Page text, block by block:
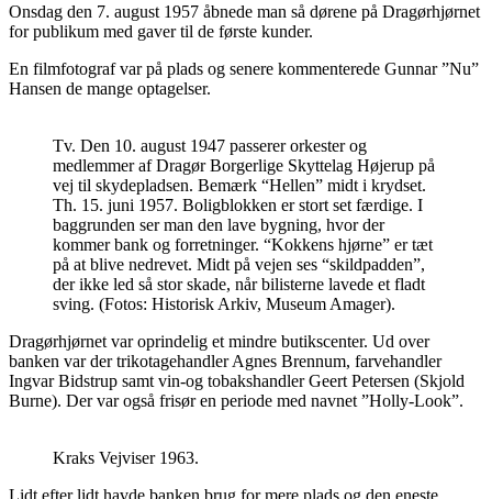
Onsdag den 7. august 1957 åbnede man så dørene på Dragørhjørnet
for publikum med gaver til de første kunder.
En filmfotograf var på plads og senere kommenterede Gunnar ”Nu”
Hansen de mange optagelser.
Tv. Den 10. august 1947 passerer orkester og
medlemmer af Dragør Borgerlige Skyttelag Højerup på
vej til skydepladsen. Bemærk “Hellen” midt i krydset.
Th. 15. juni 1957. Boligblokken er stort set færdige. I
baggrunden ser man den lave bygning, hvor der
kommer bank og forretninger. “Kokkens hjørne” er tæt
på at blive nedrevet. Midt på vejen ses “skildpadden”,
der ikke led så stor skade, når bilisterne lavede et fladt
sving. (Fotos: Historisk Arkiv, Museum Amager).
Dragørhjørnet var oprindelig et mindre butikscenter. Ud over
banken var der trikotagehandler Agnes Brennum, farvehandler
Ingvar Bidstrup samt vin-og tobakshandler Geert Petersen (Skjold
Burne). Der var også frisør en periode med navnet ”Holly-Look”.
Kraks Vejviser 1963.
Lidt efter lidt havde banken brug for mere plads og den eneste